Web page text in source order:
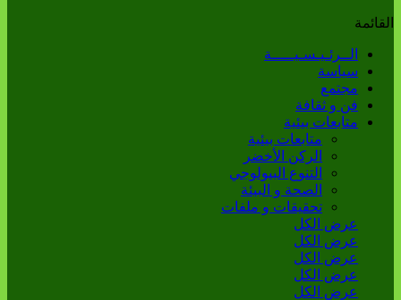
القائمة
الــرئـيـسـيـــــة
سياسة
مجتمع
فن و ثقافة
متابعات بيئية
متابعات بيئية
الركن الأخضر
التنوع البيولوجي
الصحة و البيئة
تحقيقات و ملفات
عرض الكل
عرض الكل
عرض الكل
عرض الكل
عرض الكل